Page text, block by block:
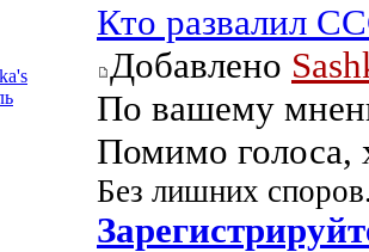
Кто развалил
Добавлено
По вашему
Помимо голоса,
Без лишних